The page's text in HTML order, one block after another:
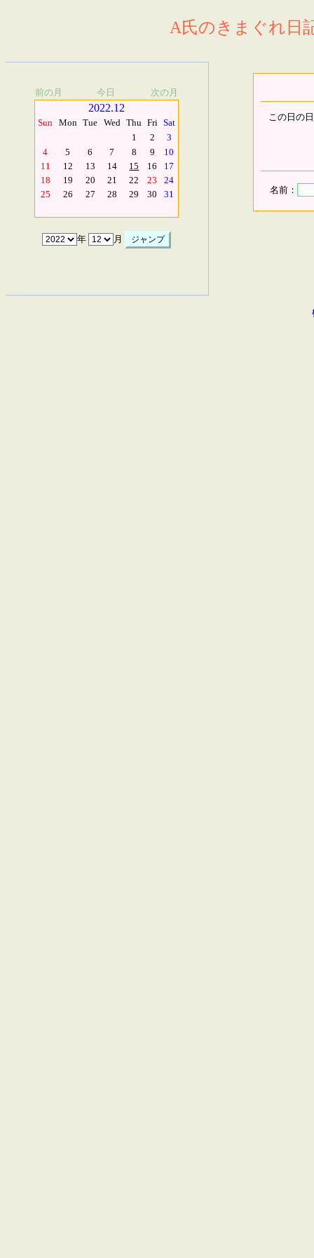
A氏のきまぐれ日
前の月 今日 次の月
2022.12
Sun Mon Tue Wed Thu Fri Sat
1
2
3
4
5 6 7 8 9
10
11
12 13 14 15 16
17
18
19 20 21 22 23
24
25
26 27 28 29 30 31
年 月
この日の
名前：